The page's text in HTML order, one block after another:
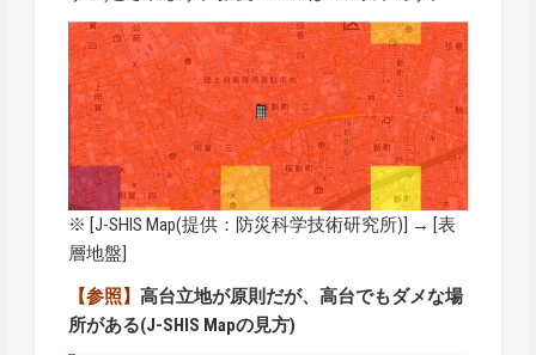
※ [J-SHIS Map(提供：防災科学技術研究所)] → [表
層地盤]
【参照】高台立地が原則だが、高台でもダメな場
所がある(J-SHIS Mapの見方)